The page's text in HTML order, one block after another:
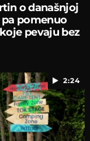
o današnjoj
pa pomenuo
pevaju bez
2:24